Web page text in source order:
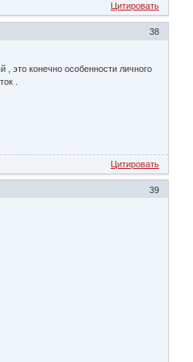
Цитировать
38
это конечно особенности личного
.
Цитировать
39